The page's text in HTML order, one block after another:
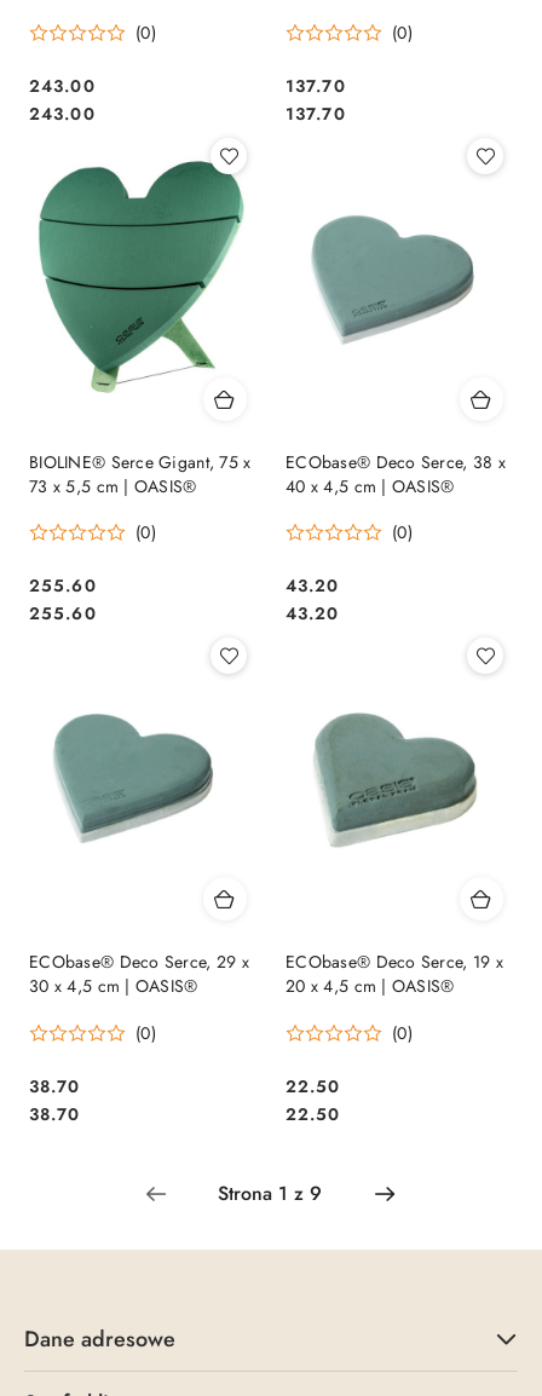
(0)
Cena:
243.00
Cena:
243.00
(0)
Cena:
137.70
Cena:
137.70
BIOLINE® Serce Gigant, 75 x
73 x 5,5 cm | OASIS®
(0)
Cena:
255.60
Cena:
255.60
ECObase® Deco Serce, 38 x
40 x 4,5 cm | OASIS®
(0)
Cena:
43.20
Cena:
43.20
ECObase® Deco Serce, 29 x
30 x 4,5 cm | OASIS®
(0)
Cena:
38.70
Cena:
38.70
ECObase® Deco Serce, 19 x
20 x 4,5 cm | OASIS®
(0)
Cena:
22.50
Cena:
22.50
Dane adresowe